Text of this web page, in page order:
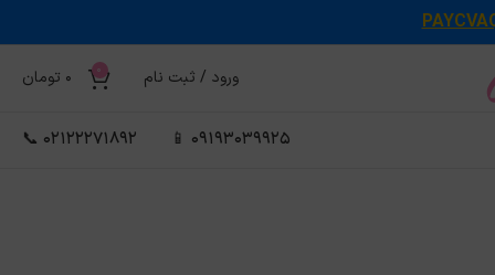
ورود / ثبت نام 0
0 تومان
09193039925 📱
02122271892 📞